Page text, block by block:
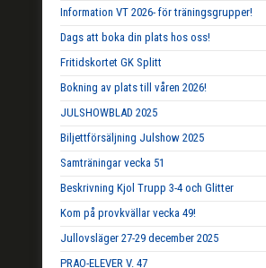
Information VT 2026- för träningsgrupper!
Dags att boka din plats hos oss!
Fritidskortet GK Splitt
Bokning av plats till våren 2026!
JULSHOWBLAD 2025
Biljettförsäljning Julshow 2025
Samträningar vecka 51
Beskrivning Kjol Trupp 3-4 och Glitter
Kom på provkvällar vecka 49!
Jullovsläger 27-29 december 2025
PRAO-ELEVER V. 47